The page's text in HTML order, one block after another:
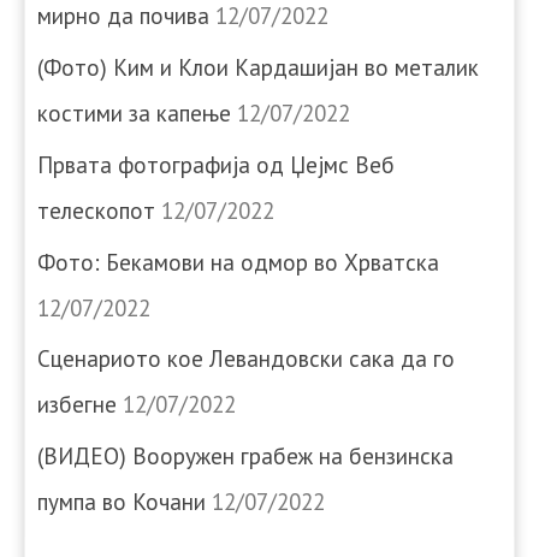
мирно да почива 12/07/2022
(Фото) Ким и Клои Кардашијан во металик
костими за капење 12/07/2022
Првата фотографија од Џејмс Веб
телескопот 12/07/2022
Фото: Бекамови на одмор во Хрватска
12/07/2022
Сценариото кое Левандовски сака да го
избегне 12/07/2022
(ВИДЕО) Вооружен грабеж на бензинска
пумпа во Кочани 12/07/2022